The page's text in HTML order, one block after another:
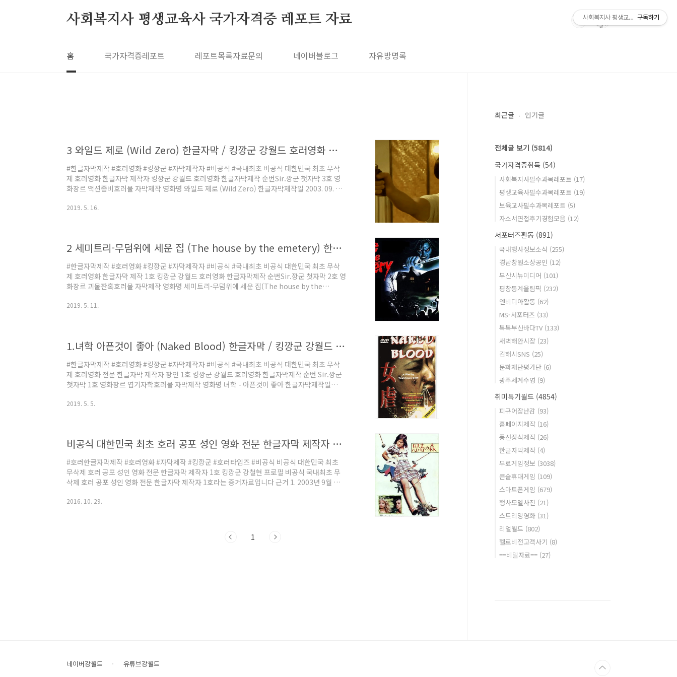
사회복지사 평생교육사 국가자격증 레포트 자료
홈 국가자격증레포트 레포트목록자료문의 네이버블로그 자유방명록
3 와일드 제로 (Wild Zero) 한글자막 / 킹깡군 강월드 호러영화 한글자막 3호
#한글자막제작 #호러영화 #킹깡군 #자막제작자 #비공식 #국내최초 비공식 대한민국 최초 무삭
제 호러영화 한글자막 제작자 킹깡군 강월드 호러영화 한글자막제작 순번Sir.깡군 첫자막 3호 영
화장르 액션좀비호러물 자막제작 영화명 와일드 제로 (Wild Zero) 한글자막제작일 2003. 09. 09
역재미에 빠져 있어서재미있게 만들었던 작품!! 특히 저장을 깜빡해서 다시 처음부터 만들었던 경
2019. 5. 16.
2 세미트리-무덤위에 세운 집 (The house by the emetery) 한글자막 / 킹깡군 강월드 호러영화 한글자막 2호
#한글자막제작 #호러영화 #킹깡군 #자막제작자 #비공식 #국내최초 비공식 대한민국 최초 무삭
제 호러영화 한글자막 제작 1호 킹깡군 강월드 호러영화 한글자막제작 순번Sir.깡군 첫자막 2호 영
화장르 괴물잔혹호러물 자막제작 영화명 세미트리-무덤위에 세운 집(The house by the
작후기 영문자막을 직접 번역한 작품이 당시는 내공이 부족한 관계로그냥 제작 했는데 몇 달 뒤
2019. 5. 11.
1.녀학 아픈것이 좋아 (Naked Blood) 한글자막 / 킹깡군 강월드 호러영화 한글자막 1호
#한글자막제작 #호러영화 #킹깡군 #자막제작자 #비공식 #국내최초 비공식 대한민국 최초 무삭
제 호러영화 전문 한글자막 제작자 장인 1호 킹깡군 강월드 호러영화 한글자막제작 순번 Sir.깡군
첫자막 1호 영화장르 엽기자학호러물 자막제작 영화명 녀학 - 아픈것이 좋아 한글자막제작일
품 보고 싶은 호러물은 있는데 자막이 없어 본인이 스스로 답답한 나머지맨손으로 혼자 시작한 작
2019. 5. 5.
비공식 대한민국 최초 호러 공포 성인 영화 전문 한글자막 제작자 1호 킹깡군 강철현 강월드
#호러한글자막제작 #호러영화 #자막제작 #킹깡군 #호러타임즈 #비공식 비공식 대한민국 최초
무삭제 호러 공포 성인 영화 전문 한글자막 제작자 1호 킹깡군 강철현 프로필 비공식 국내최초 무
삭제 호러 공포 성인 영화 전문 한글자막 제작자 1호라는 증거자료입니다 근거 1. 2003년 9월 부
막실 호러영화제목 & 킹깡군 검색 근거 3. 호러타임즈 자막제작자 활동 (폐쇄) 근거 4. 곰자막실 호
2016. 10. 29.
1
최근글 인기글
전체글 보기 (5814)
국가자격증취득 (54)
사회복지사필수과목레포트 (17)
평생교육사필수과목레포트 (19)
보육교사필수과목레포트 (5)
자소서면접후기경험모음 (12)
서포터즈활동 (891)
국내행사정보소식 (255)
경남창원소상공인 (12)
부산시뉴미디어 (101)
평창동계올림픽 (232)
엔비디아활동 (62)
MS-서포터즈 (33)
톡톡부산바다TV (133)
새벽해안시장 (23)
김해시SNS (25)
문화재단평가단 (6)
광주세계수영 (9)
취미특기월드 (4854)
피규어장난감 (93)
홈페이지제작 (16)
풍선장식제작 (26)
한글자막제작 (4)
무료게임정보 (3038)
콘솔휴대게임 (109)
스마트폰게임 (679)
행사모델사진 (21)
스트리밍영화 (31)
리얼월드 (802)
헬로비전고객사기 (8)
==비밀자료== (27)
네이버강월드 유튜브강월드
사회복지사 평생교육사 국가자격증
구독하기